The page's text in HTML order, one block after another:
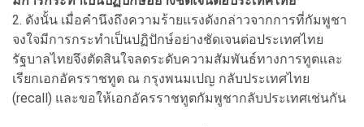
2. ดังนั้น เมื่อคำนึงถึงความร้ายแรงดังกล่าวจากการที่กัมพูชา
จงใจมีการกระทำเป็นปฏิปักษ์อย่างชัดเจนต่อประเทศไทย
รัฐบาลไทยจึงตัดสินใจลดระดับความสัมพันธ์ทางการทูตและ
เรียกเอกอัครราชทูต ณ กรุงพนมเปญ กลับประเทศไทย
(recall) และขอให้เอกอัครราชทูตกัมพูชากลับประเทศเช่นกัน